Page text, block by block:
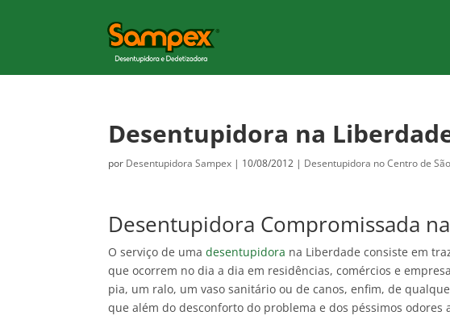
Desentupidora na
por Desentupidora Sampex | 10/08/2012 | Desentupidora no Centro de
Desentupidora Compromissada
O serviço de umadesentupidora na Liberdade consiste em
que ocorrem no dia a dia em residências, comércios e
pia, um ralo, um vaso sanitário ou de canos, enfim, de
que além do desconforto do problema e dos péssimos odores